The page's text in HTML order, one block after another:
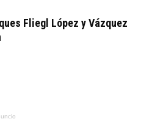
Fliegl López y Vázquez